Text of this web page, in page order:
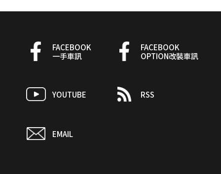
FACEBOOK
一手車訊
FACEBOOK
OPTION改裝車訊
YOUTUBE RSS
EMAIL